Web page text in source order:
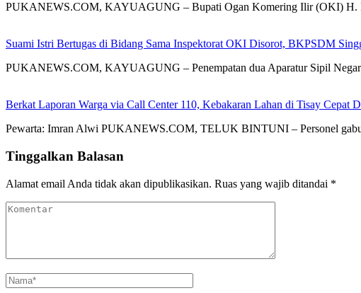
PUKANEWS.COM, KAYUAGUNG – Bupati Ogan Komering Ilir (OKI) H.
Suami Istri Bertugas di Bidang Sama Inspektorat OKI Disorot, BKPSDM
PUKANEWS.COM, KAYUAGUNG – Penempatan dua Aparatur Sipil
Berkat Laporan Warga via Call Center 110, Kebakaran Lahan di Tisay Cepat
Pewarta: Imran Alwi PUKANEWS.COM, TELUK BINTUNI – Personel
Tinggalkan Balasan
Alamat email Anda tidak akan dipublikasikan. Ruas yang wajib ditandai *